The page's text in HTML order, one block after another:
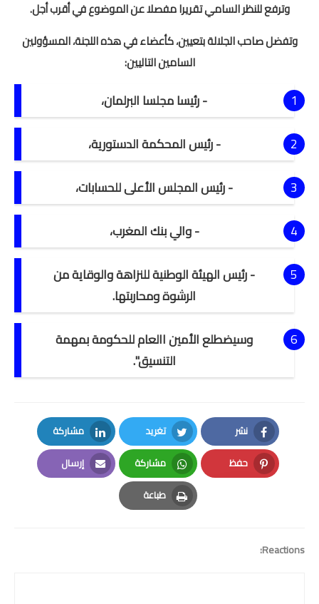
امتحانات مهنية
التفتيش
التعليم عن بعد
وترفع للنظر السامي تقريرا مفصلا عن الموضوع في أقرب أجل.
وتفضل صاحب الجلالة بتعيين، كأعضاء في هذه اللجنة، المسؤولين
السامين التاليين:
- رئيسا مجلسا البرلمان،
- رئيس المحكمة الدستورية،
- رئيس المجلس الأعلى للحسابات،
- والي بنك المغرب،
- رئيس الهيئة الوطنية للنزاهة والوقاية من
الرشوة ومحاربتها.
وسيضطلع الأمين االعام للحكومة بمهمة
التنسيق".
نشر
Facebook
تغريد
Twitter
مشاركة
LinkedIn
حفظ
Pinterest
مشاركة
Whatsapp
إرسال
Email
طباعة
Print
Reactions: